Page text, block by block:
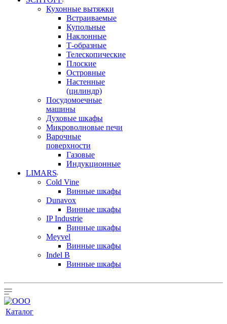
Кухонные вытяжки
Встраиваемые
Купольные
Наклонные
Т-образные
Телескопические
Плоские
Островные
Настенные
(цилиндр)
Посудомоечные
машины
Духовые шкафы
Микроволновые печи
Варочные
поверхности
Газовые
Индукционные
LIMARS
Cold Vine
Винные шкафы
Dunavox
Винные шкафы
IP Industrie
Винные шкафы
Meyvel
Винные шкафы
Indel B
Винные шкафы
Каталог